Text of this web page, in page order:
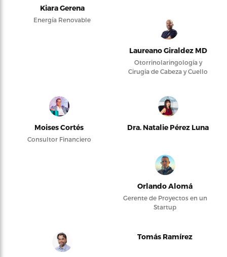
Kiara Gerena
Energía Renovable
Laureano Giraldez MD
Otorrinolaringología y
Cirugía de Cabeza y Cuello
Moises Cortés
Consultor Financiero
Dra. Natalie Pérez Luna
Orlando Alomá
Gerente de Proyectos en un
Startup
Tomás Ramírez